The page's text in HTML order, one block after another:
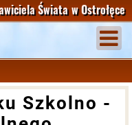
Świata w Ostrołęce
Szkolno -